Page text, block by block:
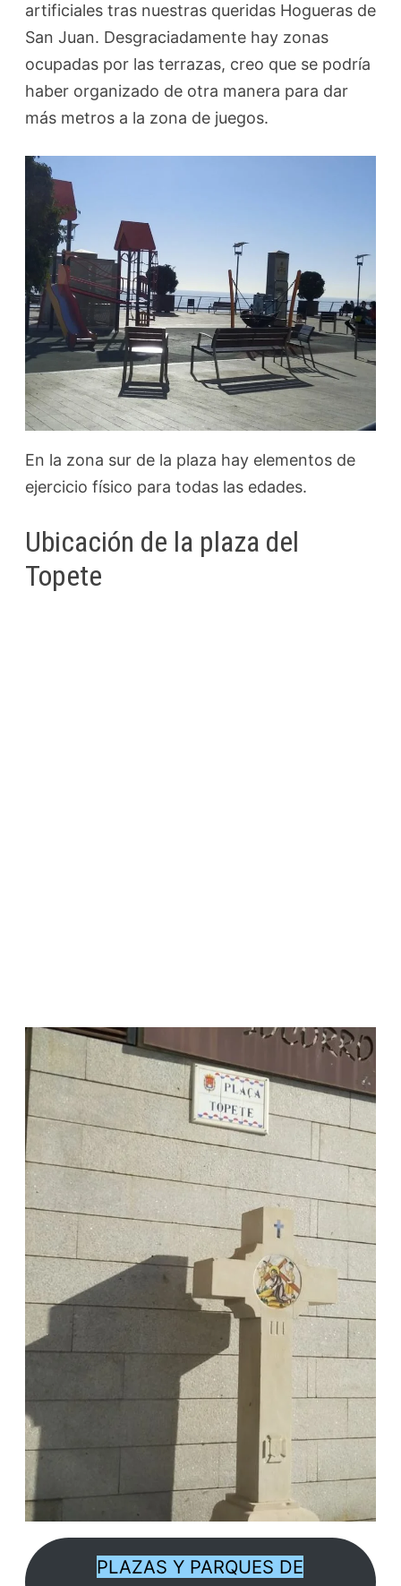
artificiales tras nuestras queridas Hogueras de
San Juan. Desgraciadamente hay zonas
ocupadas por las terrazas, creo que se podría
haber organizado de otra manera para dar
más metros a la zona de juegos.
En la zona sur de la plaza hay elementos de
ejercicio físico para todas las edades.
Ubicación de la plaza del
Topete
PLAZAS Y PARQUES DE